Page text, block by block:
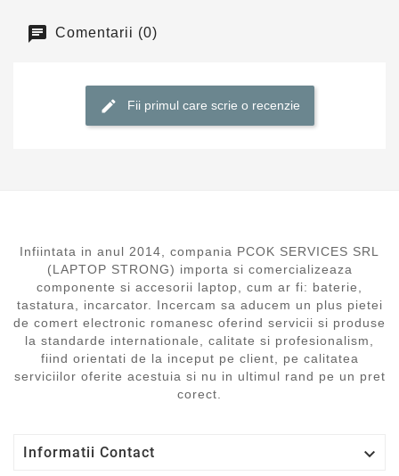
Comentarii (0)
Fii primul care scrie o recenzie
Infiintata in anul 2014, compania PCOK SERVICES SRL
(LAPTOP STRONG) importa si comercializeaza
componente si accesorii laptop, cum ar fi: baterie,
tastatura, incarcator. Incercam sa aducem un plus pietei
de comert electronic romanesc oferind servicii si produse
la standarde internationale, calitate si profesionalism,
fiind orientati de la inceput pe client, pe calitatea
serviciilor oferite acestuia si nu in ultimul rand pe un pret
corect.
Informatii Contact 